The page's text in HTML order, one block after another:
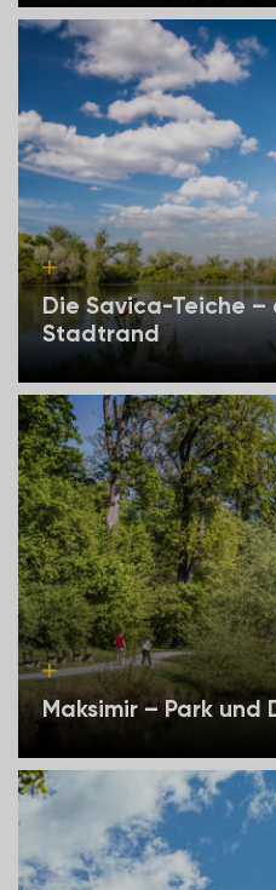
Die Savica-Teiche
Stadtrand
Maksimir – Park und